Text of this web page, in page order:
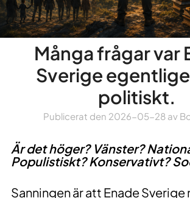
Många frågar var
Sverige
politiskt.
Publicerat den 2026-05-28av
Är det höger? Vänster?
Populistiskt? Konservativt?
Sanningen är att Enade